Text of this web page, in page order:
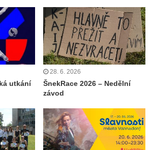
utkání
28. 6. 2026
ŠnekRace 2026 – Nedělní
závod